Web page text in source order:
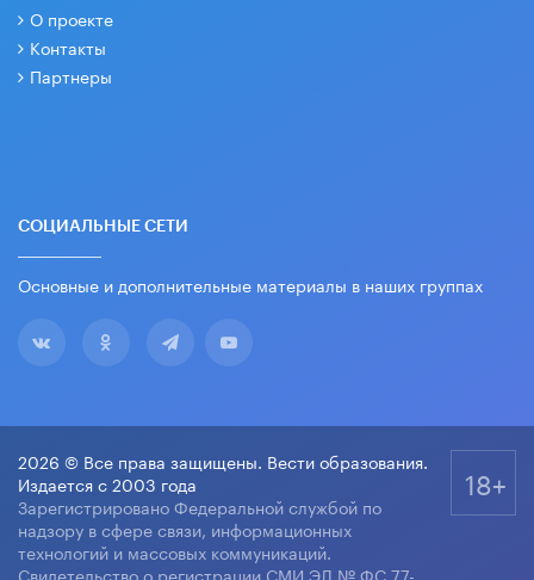
О проекте
Контакты
Партнеры
СОЦИАЛЬНЫЕ СЕТИ
Основные и дополнительные материалы в наших группах
2026 © Все права защищены. Вести образования.
Издается с 2003 года
Зарегистрировано Федеральной службой по
надзору в сфере связи, информационных
технологий и массовых коммуникаций.
Свидетельство о регистрации СМИ ЭЛ № ФС 77-
18+